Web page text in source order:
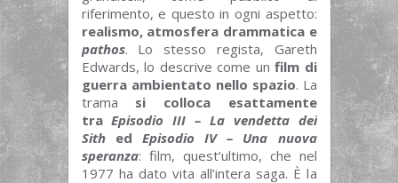
riferimento, e questo in ogni aspetto:
realismo, atmosfera drammatica e
pathos. Lo stesso regista, Gareth
Edwards, lo descrive come un film di
guerra ambientato nello spazio. La
trama si colloca esattamente
traEpisodio III – La vendetta dei
Sithed Episodio IV – Una nuova
speranza: film, quest’ultimo, che nel
1977 ha dato vita all’intera saga. È la